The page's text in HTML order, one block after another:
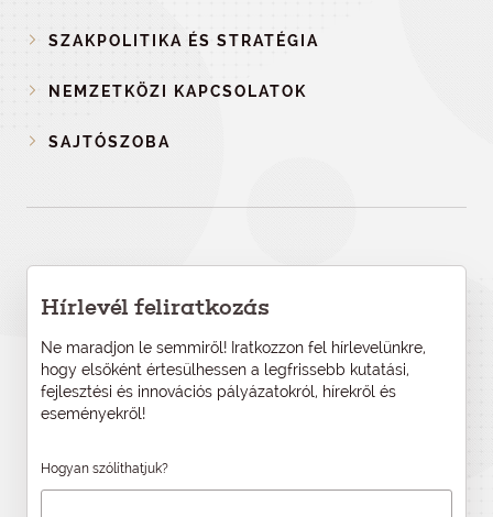
SZAKPOLITIKA ÉS STRATÉGIA
NEMZETKÖZI KAPCSOLATOK
SAJTÓSZOBA
Hírlevél feliratkozás
Ne maradjon le semmiről! Iratkozzon fel hírlevelünkre,
hogy elsőként értesülhessen a legfrissebb kutatási,
fejlesztési és innovációs pályázatokról, hírekről és
eseményekről!
Hogyan szólíthatjuk?